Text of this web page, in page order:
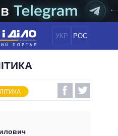
УКР РОС
ПОЛІТИКА
ЕКОНОМІКА
СВІТ